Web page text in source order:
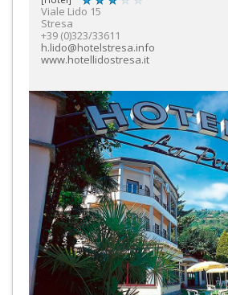
Viale Lido 15
Stresa
+39 (0)323/33611
h.lido@hotelstresa.info
www.hotellidostresa.it